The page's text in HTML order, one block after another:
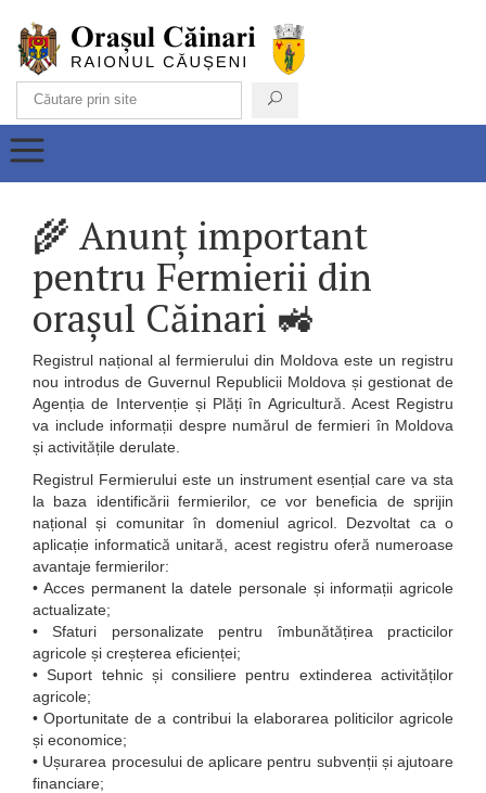
🌾 Anunț important
pentru Fermierii din
orașul Căinari 🚜
Registrul național al fermierului din Moldova este un registru
nou introdus de Guvernul Republicii Moldova și gestionat de
Agenția de Intervenție și Plăți în Agricultură. Acest Registru
va include informații despre numărul de fermieri în Moldova
și activitățile derulate.
Registrul Fermierului este un instrument esențial care va sta
la baza identificării fermierilor, ce vor beneficia de sprijin
național și comunitar în domeniul agricol. Dezvoltat ca o
aplicație informatică unitară, acest registru oferă numeroase
avantaje fermierilor:
• Acces permanent la datele personale și informații agricole
actualizate;
• Sfaturi personalizate pentru îmbunătățirea practicilor
agricole și creșterea eficienței;
• Suport tehnic și consiliere pentru extinderea activităților
agricole;
• Oportunitate de a contribui la elaborarea politicilor agricole
și economice;
• Ușurarea procesului de aplicare pentru subvenții și ajutoare
financiare;